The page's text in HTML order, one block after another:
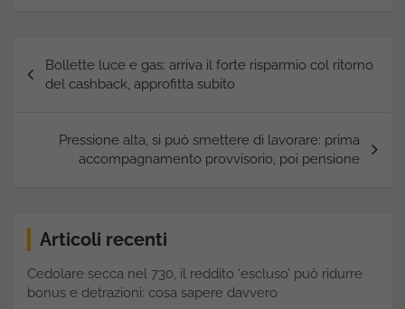
articoli
Bollette luce e gas: arriva il forte risparmio col ritorno
del cashback, approfitta subito
Pressione alta, si può smettere di lavorare: prima
accompagnamento provvisorio, poi pensione
Articoli recenti
Cedolare secca nel 730, il reddito ‘escluso’ può ridurre
bonus e detrazioni: cosa sapere davvero